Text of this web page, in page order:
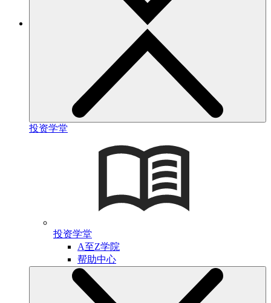
投资学堂
投资学堂
A至Z学院
帮助中心